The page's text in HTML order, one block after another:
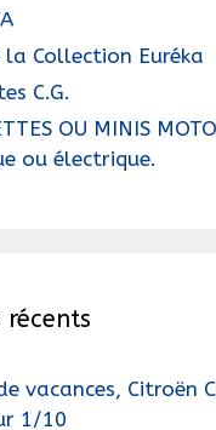
la Collection Euréka
C.G.
OU MINIS
ou électrique.
récents
vacances, Citroën
1/10